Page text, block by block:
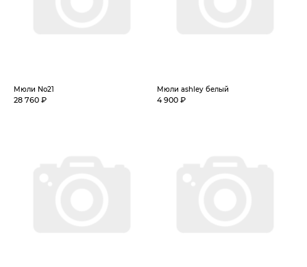
Мюли No21
28 760 ₽
Мюли ashley белый
4 900 ₽